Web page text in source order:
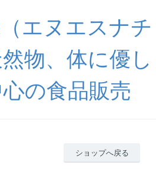
エヌエスナチ
物、体に優し
の食品販売
ショップへ戻る